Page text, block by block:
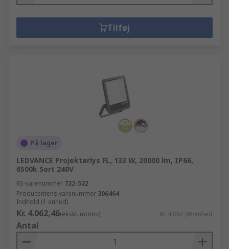
Tilføj
På lager
LEDVANCE Projektørlys FL, 133 W, 20000 lm, IP66,
6500k Sort 240V
RS-varenummer 722-522
Producentens varenummer 306464
Indhold (1 enhed)
Kr. 4.062,46(ekskl. moms) Kr. 4.062,46/enhed
Antal